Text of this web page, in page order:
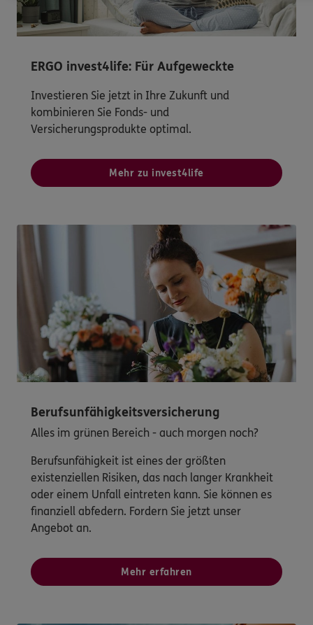
ERGO invest4life: Für Aufgeweckte
Investieren Sie jetzt in Ihre Zukunft und
kombinieren Sie Fonds- und
Versicherungsprodukte optimal.
Mehr zu invest4life
Berufsunfähigkeitsversicherung
Alles im grünen Bereich - auch morgen noch?
Berufsunfähigkeit ist eines der größten
existenziellen Risiken, das nach langer Krankheit
oder einem Unfall eintreten kann. Sie können es
finanziell abfedern. Fordern Sie jetzt unser
Angebot an.
Mehr erfahren